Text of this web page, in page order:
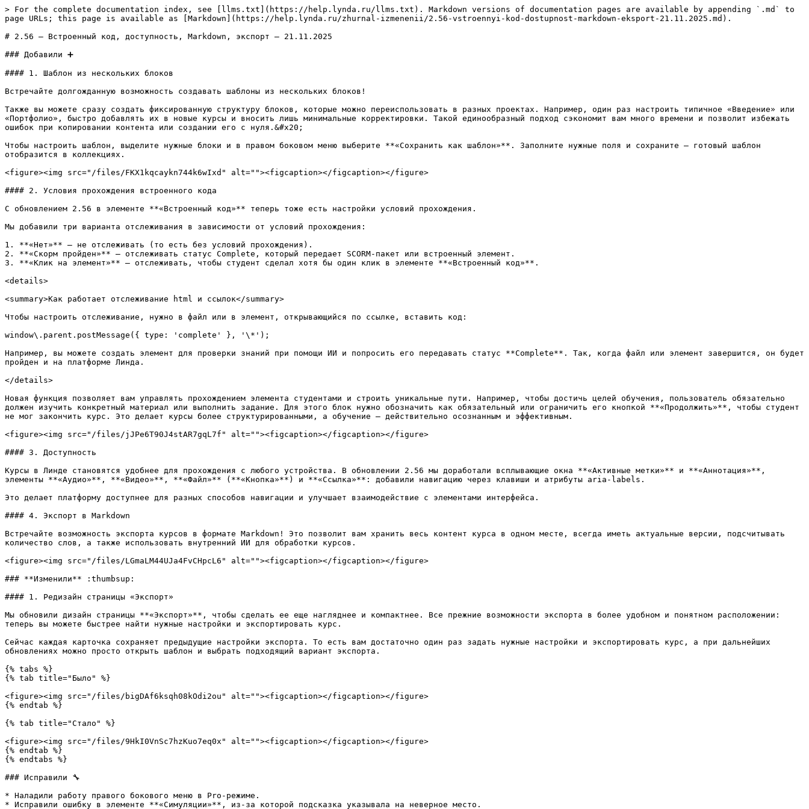
> For the complete documentation index, see [llms.txt](https://help.lynda.ru/llms.txt). Markdown versions of documentation pages are available by appending `.md` to
page URLs; this page is available as [Markdown](https://help.lynda.ru/zhurnal-izmenenii/2.56-vstroennyi-kod-dostupnost-markdown-eksport-21.11.2025.md).
# 2.56 – Встроенный код, доступность, Markdown, экспорт – 21.11.2025
### Добавили ➕
#### 1. Шаблон из нескольких блоков
Встречайте долгожданную возможность создавать шаблоны из нескольких блоков!
Также вы можете сразу создать фиксированную структуру блоков, которые можно переиспользовать в разных проектах. Например, один раз настроить типичное «Введение» или
«Портфолио», быстро добавлять их в новые курсы и вносить лишь минимальные корректировки. Такой единообразный подход сэкономит вам много времени и позволит избежать
ошибок при копировании контента или создании его с нуля.&#x20;
Чтобы настроить шаблон, выделите нужные блоки и в правом боковом меню выберите **«Сохранить как шаблон»**. Заполните нужные поля и сохраните – готовый шаблон
отобразится в коллекциях.
<figure><img src="/files/FKX1kqcaykn744k6wIxd" alt=""><figcaption></figcaption></figure>
#### 2. Условия прохождения встроенного кода
С обновлением 2.56 в элементе **«Встроенный код»** теперь тоже есть настройки условий прохождения.
Мы добавили три варианта отслеживания в зависимости от условий прохождения:
1. **«Нет»** – не отслеживать (то есть без условий прохождения).
2. **«Скорм пройден»** – отслеживать статус Complete, который передает SCORM-пакет или встроенный элемент.
3. **«Клик на элемент»** – отслеживать, чтобы студент сделал хотя бы один клик в элементе **«Встроенный код»**.
<details>
<summary>Как работает отслеживание html и ссылок</summary>
Чтобы настроить отслеживание, нужно в файл или в элемент, открывающийся по ссылке, вставить код:
window\.parent.postMessage({ type: 'complete' }, '\*');
Например, вы можете создать элемент для проверки знаний при помощи ИИ и попросить его передавать статус **Complete**. Так, когда файл или элемент завершится, он будет
пройден и на платформе Линда.
</details>
Новая функция позволяет вам управлять прохождением элемента студентами и строить уникальные пути. Например, чтобы достичь целей обучения, пользователь обязательно
должен изучить конкретный материал или выполнить задание. Для этого блок нужно обозначить как обязательный или ограничить его кнопкой **«Продолжить»**, чтобы студент
не мог закончить курс. Это делает курсы более структурированными, а обучение – действительно осознанным и эффективным.
<figure><img src="/files/jJPe6T90J4stAR7gqL7f" alt=""><figcaption></figcaption></figure>
#### 3. Доступность
Курсы в Линде становятся удобнее для прохождения с любого устройства. В обновлении 2.56 мы доработали всплывающие окна **«Активные метки»** и **«Аннотация»**,
элементы **«Аудио»**, **«Видео»**, **«Файл»** (**«Кнопка»**) и **«Ссылка»**: добавили навигацию через клавиши и атрибуты aria-labels.
Это делает платформу доступнее для разных способов навигации и улучшает взаимодействие с элементами интерфейса.
#### 4. Экспорт в Markdown
Встречайте возможность экспорта курсов в формате Markdown! Это позволит вам хранить весь контент курса в одном месте, всегда иметь актуальные версии, подсчитывать
количество слов, а также использовать внутренний ИИ для обработки курсов.
<figure><img src="/files/LGmaLM44UJa4FvCHpcL6" alt=""><figcaption></figcaption></figure>
### **Изменили** :thumbsup:
#### 1. Редизайн страницы «Экспорт»
Мы обновили дизайн страницы **«Экспорт»**, чтобы сделать ее еще нагляднее и компактнее. Все прежние возможности экспорта в более удобном и понятном расположении:
теперь вы можете быстрее найти нужные настройки и экспортировать курс.
Сейчас каждая карточка сохраняет предыдущие настройки экспорта. То есть вам достаточно один раз задать нужные настройки и экспортировать курс, а при дальнейших
обновлениях можно просто открыть шаблон и выбрать подходящий вариант экспорта.
{% tabs %}
{% tab title="Было" %}
<figure><img src="/files/bigDAf6ksqh08kOdi2ou" alt=""><figcaption></figcaption></figure>
{% endtab %}
{% tab title="Стало" %}
<figure><img src="/files/9HkI0VnSc7hzKuo7eq0x" alt=""><figcaption></figcaption></figure>
{% endtab %}
{% endtabs %}
### Исправили 🔧
* Наладили работу правого бокового меню в Pro-режиме.
* Исправили ошибку в элементе **«Симуляции»**, из-за которой подсказка указывала на неверное место.